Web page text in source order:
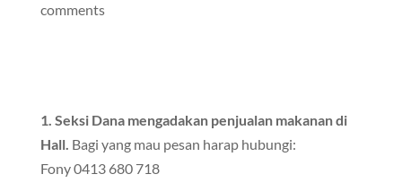
comments
1. Seksi Dana mengadakan penjualan makanan di
Hall. Bagi yang mau pesan harap hubungi:
Fony 0413 680 718